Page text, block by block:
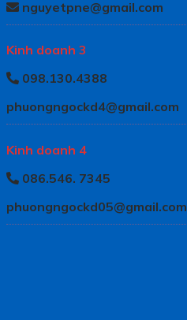
nguyetpne@gmail.com
Kinh doanh 3
098.130.4388
phuongngockd4@gmail.com
Kinh doanh 4
086.546. 7345
phuongngockd05@gmail.com